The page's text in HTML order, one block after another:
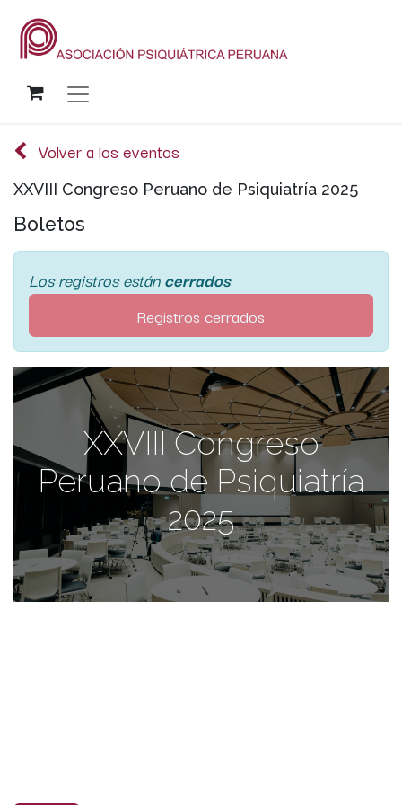
Volver a los eventos
XXVIII Congreso Peruano de Psiquiatría 2025
Boletos
Los registros estáncerrados
Registros cerrados
XXVIII Congreso
Peruano de Psiquiatría
2025